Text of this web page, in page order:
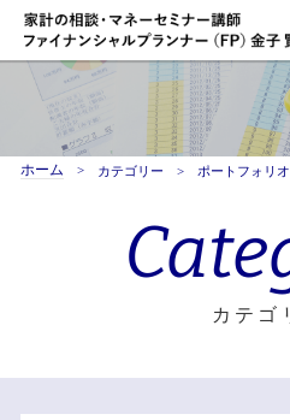
ホーム カテゴリー ポートフォリオ
カテゴ